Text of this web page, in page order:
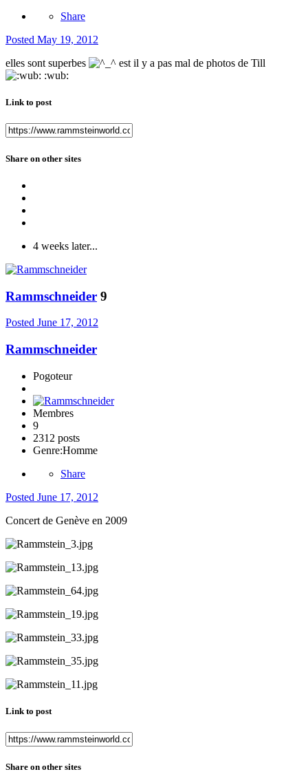
Share
Posted May 19, 2012
elles sont superbes
est il y a pas mal de photos de Till
:wub:
Link to post
Share on other sites
4 weeks later...
Rammschneider 9
Posted June 17, 2012
Rammschneider
Pogoteur
Membres
9
2312 posts
Genre:Homme
Share
Posted June 17, 2012
Concert de Genève en 2009
Link to post
Share on other sites